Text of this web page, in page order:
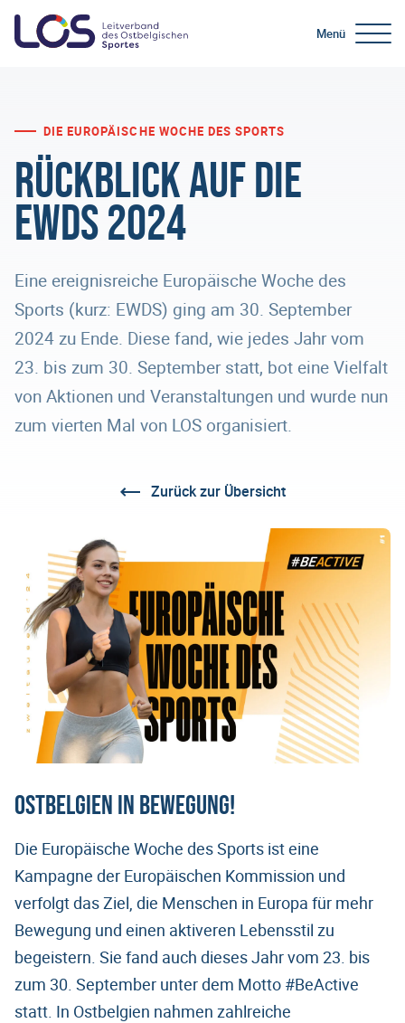
Menü
DIE EUROPÄISCHE WOCHE DES SPORTS
Rückblick auf die
EWDS 2024
Eine ereignisreiche Europäische Woche des
Sports (kurz: EWDS) ging am 30. September
2024 zu Ende. Diese fand, wie jedes Jahr vom
23. bis zum 30. September statt, bot eine Vielfalt
von Aktionen und Veranstaltungen und wurde nun
zum vierten Mal von LOS organisiert.
Zurück zur Übersicht
Ostbelgien in Bewegung!
Die Europäische Woche des Sports ist eine
Kampagne der Europäischen Kommission und
verfolgt das Ziel, die Menschen in Europa für mehr
Bewegung und einen aktiveren Lebensstil zu
begeistern. Sie fand auch dieses Jahr vom 23. bis
zum 30. September unter dem Motto #BeActive
statt. In Ostbelgien nahmen zahlreiche